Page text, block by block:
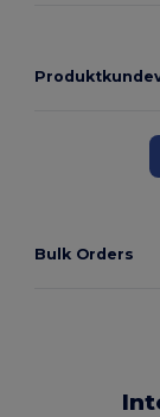
Bulk Orders